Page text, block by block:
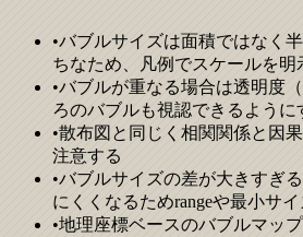
•バブルサイズは面積ではなく
ちなため、凡例でスケールを明
•バブルが重なる場合は透明度
ろのバブルも視認できるように
•散布図と同じく相関関係と因
注意する
•バブルサイズの差が大きすぎ
にくくなるためrangeや最小サ
•地理座標ベースのバブルマッ